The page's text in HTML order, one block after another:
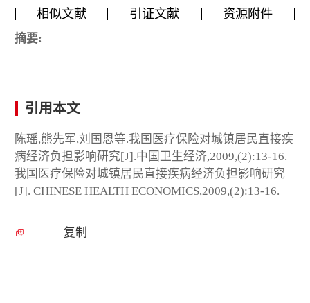
相似文献
引证文献 资源附件
摘要:
引用本文
陈瑶,熊先军,刘国恩等.我国医疗保险对城镇居民直接疾
病经济负担影响研究[J].中国卫生经济,2009,(2):13-16.
我国医疗保险对城镇居民直接疾病经济负担影响研究
[J]. CHINESE HEALTH ECONOMICS,2009,(2):13-16.
复制